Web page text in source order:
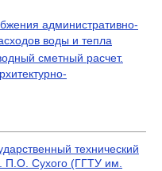
административно-
воды и тепла
сметный расчет.
технический
П.О. Сухого (ГГТУ им.